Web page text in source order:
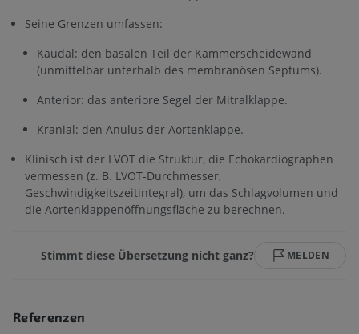
Seine Grenzen umfassen:
Kaudal: den basalen Teil der Kammerscheidewand
(unmittelbar unterhalb des membranösen Septums).
Anterior: das anteriore Segel der Mitralklappe.
Kranial: den Anulus der Aortenklappe.
Klinisch ist der LVOT die Struktur, die Echokardiographen
vermessen (z. B. LVOT-Durchmesser,
Geschwindigkeitszeitintegral), um das Schlagvolumen und
die Aortenklappenöffnungsfläche zu berechnen.
Stimmt diese Übersetzung nicht ganz? MELDEN
Referenzen